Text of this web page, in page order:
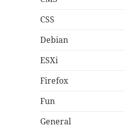
CSS
Debian
ESXi
Firefox
Fun
General